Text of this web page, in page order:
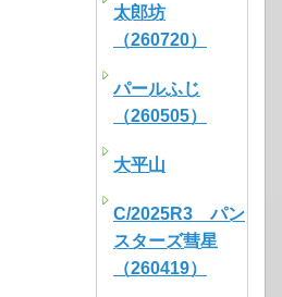
太郎坊
（260720）
パールふじ
（260505）
大平山
C/2025R3 パン
スターズ彗星
（260419）